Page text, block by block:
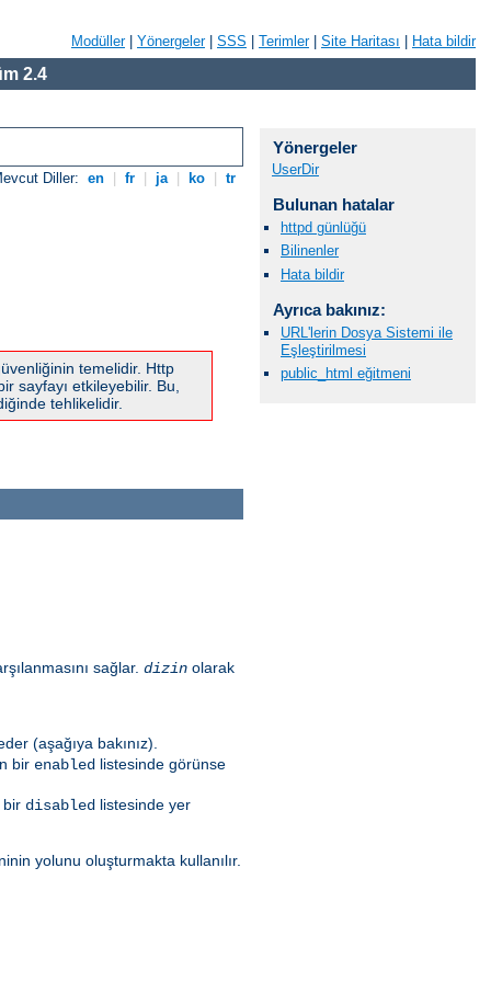
Modüller| Yönergeler| SSS Terimler| Site Haritası Hata bildir
2.4
Diller: en fr ja ko tr
temelidir. Http
sayfayı etkileyebilir. Bu,
tehlikelidir.
sağlar. dizin olarak
(aşağıya bakınız).
bir enabled listesinde görünse
bir disabled listesinde yer
yolunu oluşturmakta kullanılır.
Yönergeler
UserDir
Bulunan hatalar
httpd günlüğü
Bilinenler
Hata bildir
Ayrıca bakınız:
URL'lerin Dosya Sistemi ile
Eşleştirilmesi
public_html eğitmeni